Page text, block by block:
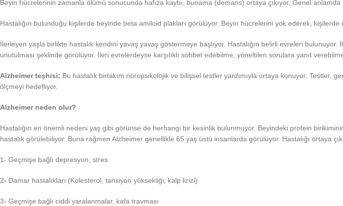
Beyin hücrelerinin zamanla ölümü sonucunda hafıza kaybı, bunama (demans) ortaya çıkıyor. Genel
Hastalığın bulunduğu kişilerde beyinde beta amiloid plakları görülüyor. Beyin hücrelerini yok ederek,
İlerleyen yaşla birlikte hastalık kendini yavaş yavaş göstermeye başlıyor. Hastalığın belirli evreleri
unutulması şeklinde görülüyor. İleri evrelerdeyse karşılıklı sohbet edebilme, yöneltilen sorulara yanıt
Alzheimer teşhisi; Bu hastalık birtakım nöropsikolojik ve bilişsel testler yardımıyla ortaya konuyor.
ölçmeyi hedefliyor.
Alzheimer neden olur?
Hastalığın en önemli nedeni yaş gibi görünse de herhangi bir kesinlik bulunmuyor. Beyindeki protein
hastalık görülebiliyor. Buna rağmen Alzheimer genellikle 65 yaş üstü insanlarda görülüyor. Hastalığı ortaya
1- Geçmişe bağlı depresyon, stres
2- Damar hastalıkları (Kolesterol, tansiyon yüksekliği, kalp krizi)
3- Geçmişe bağlı ciddi yaralanmalar, kafa travması